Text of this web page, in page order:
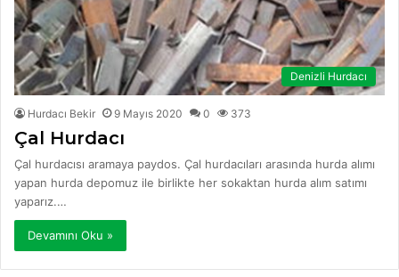
Denizli Hurdacı
Hurdacı Bekir 9 Mayıs 2020 0 373
Çal Hurdacı
Çal hurdacısı aramaya paydos. Çal hurdacıları arasında hurda alımı
yapan hurda depomuz ile birlikte her sokaktan hurda alım satımı
yaparız.…
Devamını Oku »